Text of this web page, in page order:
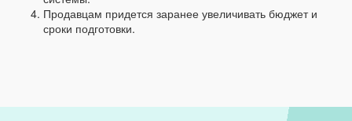
Продавцам придется заранее увеличивать бюджет и
сроки подготовки.